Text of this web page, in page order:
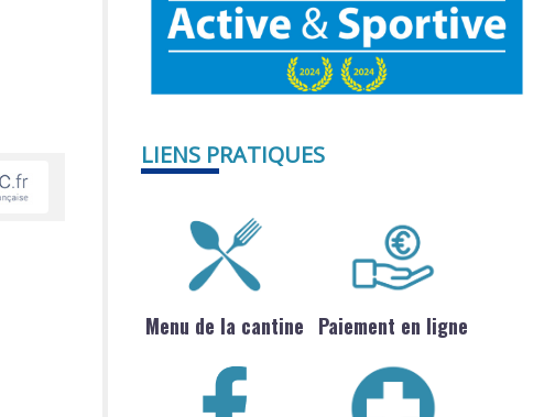
LIENS PRATIQUES
Menu de la cantine Paiement en ligne